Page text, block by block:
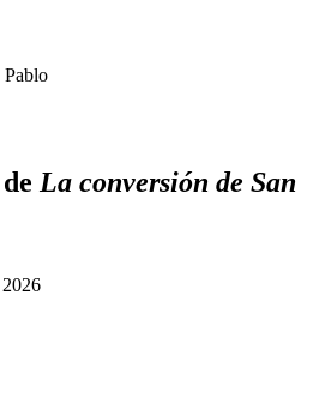
Pablo
La conversión de San